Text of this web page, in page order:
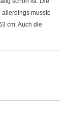
allerdings musste
cm. Auch die